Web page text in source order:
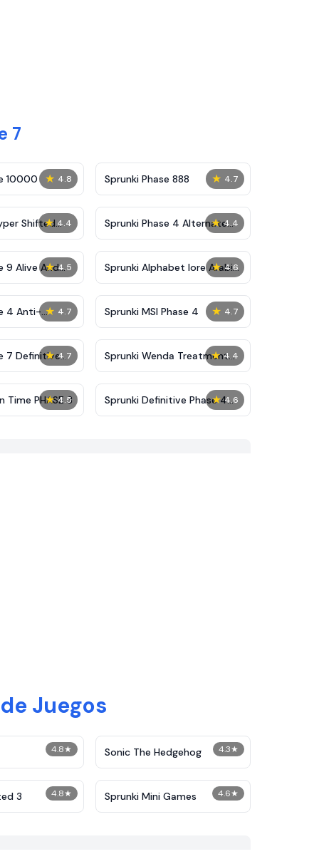
7
★ 4.8
10000 ★ 4.7
Sprunki Phase 888
★ 4.4
Shifted
★ 4.4
Sprunki Phase 4 Alternate
Edition
★ 4.5
9 Alive And
★ 4.6
Sprunki Alphabet lore Arabic
Phase 3
★ 4.7
4 Anti-
★ 4.7
Sprunki MSI Phase 4
★ 4.7
7 Definitive
★ 4.4
Sprunki Wenda Treatment
Phase 40
★ 4.5
Time PHASE 3 ★ 4.6
Sprunki Definitive Phase 4
Reupload
Juegos
4.8★ 4.3★
Sonic The Hedgehog
4.8★
3 4.6★
Sprunki Mini Games